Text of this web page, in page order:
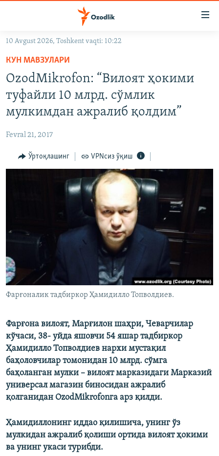
Асосий
навигацияга
ўтинг
Қидиришга
ўтинг
OZODVIDEO
OZODARXIV
На русском
ИЖТИМОИЙ ТАРМОҚЛАР
Озодлик бошқа тилларда
10 Avgust 2026, Toshkent vaqti: 10:22
КУН МАВЗУЛАРИ
OzodMikrofon: “Вилоят ҳокими
туфайли 10 млрд. сўмлик
мулкимдан ажралиб қолдим”
Fevral 21, 2017
Ўртоқлашинг VPNсиз ўқиш
Фарғоналик тадбиркор Ҳамидилло Топволдиев.
Фарғона вилоят, Марғилон шаҳри, Чеварчилар
кўчаси, 38- уйда яшовчи 54 яшар тадбиркор
Ҳамидилло Топволдиев нархи мустақил
баҳоловчилар томонидан 10 млрд. сўмга
баҳоланган мулки – вилоят марказидаги Марказий
универсал магазин биносидан ажралиб
қолганидан OzodMikrofonга арз қилди.
Ҳамидиллонинг иддао қилишича, унинг ўз
мулкидан ажралиб қолиши ортида вилоят ҳокими
ва унинг укаси турибди.